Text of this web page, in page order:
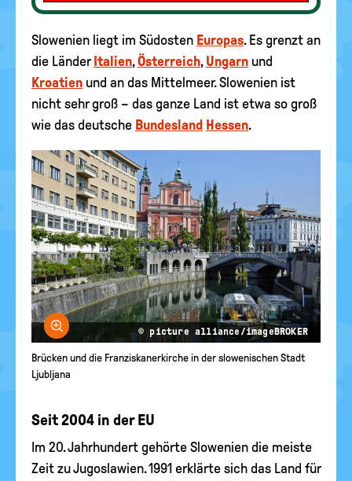
Slowenien liegt im Südosten Europas. Es grenzt an
die Länder Italien,Österreich, Ungarn und
Kroatien und an das Mittelmeer. Slowenien ist
nicht sehr groß – das ganze Land ist etwa so groß
wie das deutsche Bundesland Hessen.
Bild vergrößern
© picture alliance/imageBROKER
Brücken und die Franziskanerkirche in der slowenischen Stadt
Ljubljana
Seit 2004 in der EU
Im 20. Jahrhundert gehörte Slowenien die meiste
Zeit zu Jugoslawien. 1991 erklärte sich das Land für